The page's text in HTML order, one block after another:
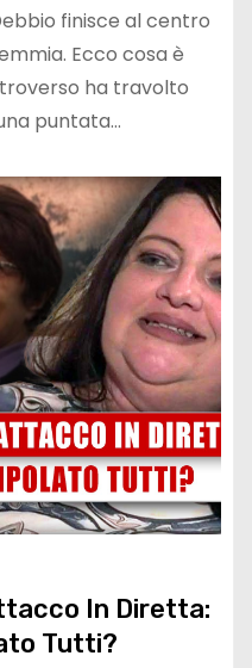
finisce al centro
Ecco cosa è
ha travolto
puntata…
In Diretta:
Tutti?